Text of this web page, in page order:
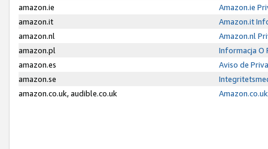
amazon.ie
Amazon.ie
amazon.it
Amazon.it
amazon.nl
Amazon.nl
amazon.pl
Informacja O
amazon.es
Aviso de
amazon.se
amazon.co.uk, audible.co.uk